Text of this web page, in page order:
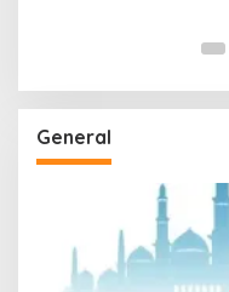
General